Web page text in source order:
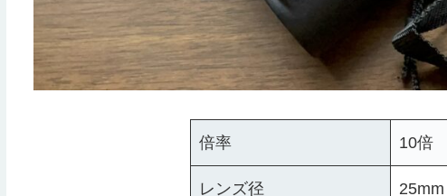
倍率 10倍
レンズ径 25mm